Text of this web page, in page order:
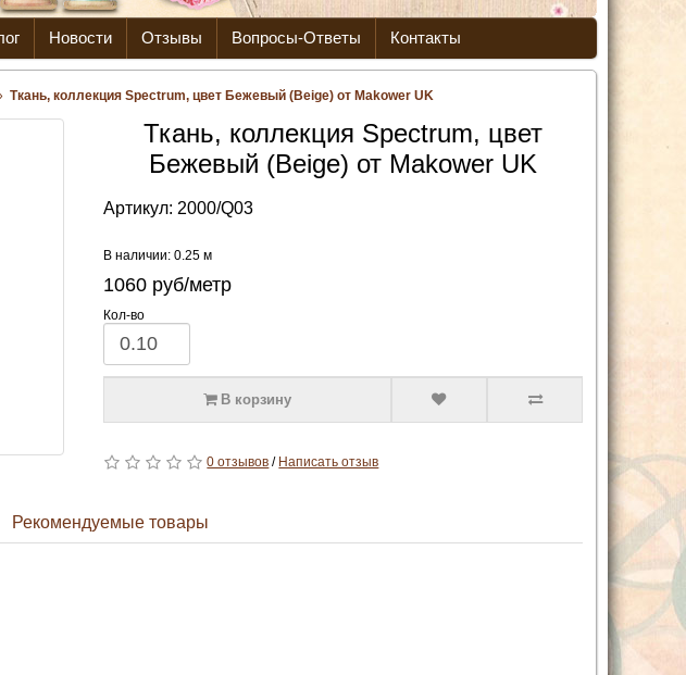
Новости Отзывы Вопросы-Ответы Контакты
Ткань, коллекция Spectrum, цвет Бежевый (Beige) от Makower UK
Ткань, коллекция Spectrum, цвет
Бежевый (Beige) от Makower UK
Артикул: 2000/Q03
В наличии: 0.25 м
1060 руб/метр
Кол-во
В корзину
0 отзывов / Написать отзыв
Рекомендуемые товары